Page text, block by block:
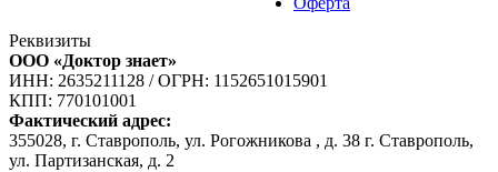
Реквизиты
ООО «Доктор знает»
ИНН: 2635211128 /ОГРН: 1152651015901
КПП: 770101001
Фактический адрес:
355028, г. Ставрополь, ул. Рогожникова , д. 38 г. Ставрополь,
ул. Партизанская, д. 2